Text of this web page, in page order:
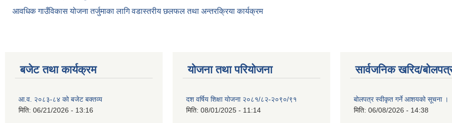
आवधिक गाउँविकास योजना तर्जुमाका लागि वडास्तरीय छलफल तथा अन्तरक्रिया कार्यक्रम
बजेट तथा कार्यक्रम
आ.व. २०८३-८४ को बजेट बक्तव्य
मिति: 06/21/2026 - 13:16
योजना तथा परियोजना
दश वर्षिय शिक्षा योजना २०८१/८२-२०९०/९१
मिति: 08/01/2025 - 11:14
सार्वजनिक खरिद/
बोलपत्र स्वीकृत गर्ने आशयको सूचना ।
मिति: 06/08/2026 - 14:38